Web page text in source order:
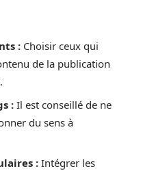
: Choisir ceux qui
de la publication
:Il est conseillé de ne
du sens à
: Intégrer les